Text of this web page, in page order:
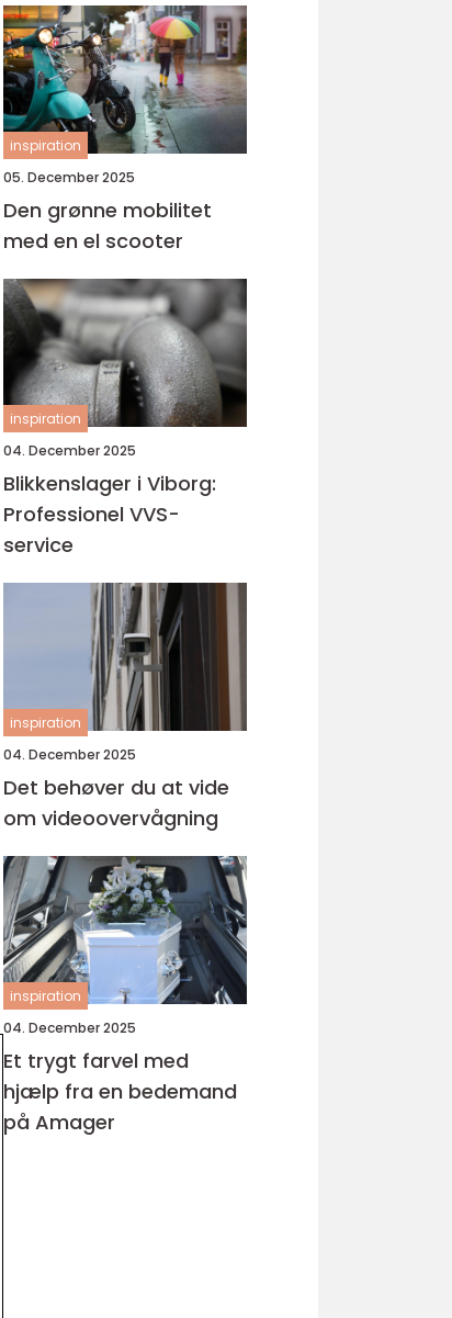
inspiration
05. December 2025
Den grønne mobilitet
med en el scooter
inspiration
04. December 2025
Blikkenslager i Viborg:
Professionel VVS-
service
inspiration
04. December 2025
Det behøver du at vide
om videoovervågning
inspiration
04. December 2025
Et trygt farvel med
hjælp fra en bedemand
på Amager